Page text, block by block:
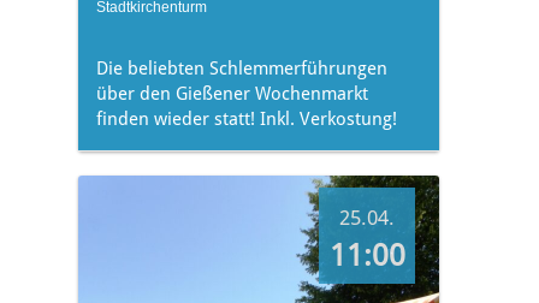
Stadtkirchenturm
Die beliebten Schlemmerführungen
über den Gießener Wochenmarkt
finden wieder statt! Inkl. Verkostung!
25.04.
11:00